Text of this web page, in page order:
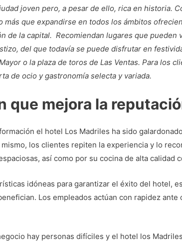
joven pero, a pesar de ello, rica en historia.
más que expandirse en todos los ámbitos
de la capital. Recomiendan lugares que
del que todavía se puede disfrutar en
o la plaza de toros de Las Ventas. Para los
de ocio y gastronomía selecta y variada.
que mejora la
el hotel Los Madriles ha sido
los clientes repiten la experiencia y lo
así como por su cocina de alta calidad
idóneas para garantizar el éxito del hotel,
Los empleados actúan con rapidez
hay personas difíciles y el hotel los